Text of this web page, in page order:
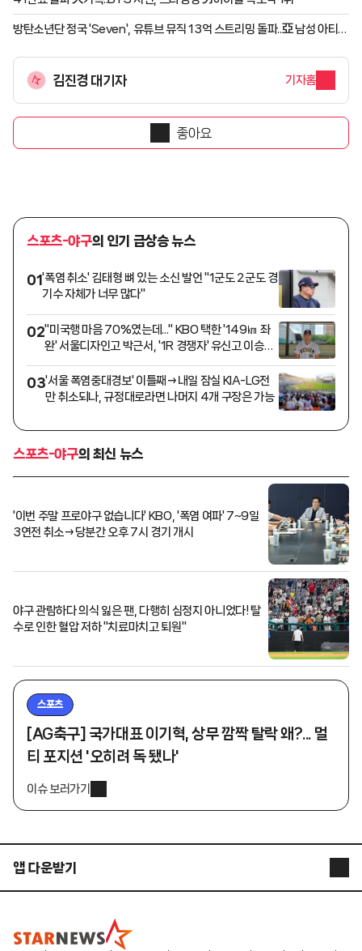
방탄소년단 정국 'Seven', 유튜브 뮤직 13억 스트리밍 돌파..亞 남성 아티스
김진경 대기자 기자홈
좋아요
스포츠-야구의 인기 급상승 뉴스
01'폭염 취소' 김태형 뼈 있는 소신 발언 "1군도 2군도 경
기수 자체가 너무 많다"
02"미국행 마음 70%였는데..." KBO 택한 '149㎞ 좌
완' 서울디자인고 박근서, '1R 경쟁자' 유신고 이승원
03'서울 폭염중대경보' 이틀째→내일 잠실 KIA-LG전
만 취소되나, 규정대로라면 나머지 4개 구장은 가능
스포츠-야구의 최신 뉴스
'이번 주말 프로야구 없습니다' KBO, '폭염 여파' 7~9일
3연전 취소→당분간 오후 7시 경기 개시
야구 관람하다 의식 잃은 팬, 다행히 심정지 아니었다! 탈
수로 인한 혈압 저하 "치료마치고 퇴원"
스포츠
[AG축구] 국가대표 이기혁, 상무 깜짝 탈락 왜?... 멀
티 포지션 '오히려 독 됐나'
이슈 보러가기
앱 다운받기
STARPOLL